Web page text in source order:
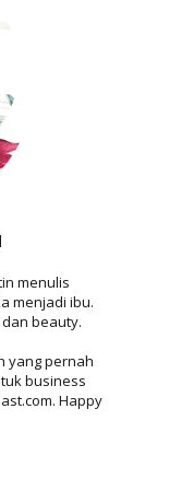
menulis
menjadi ibu.
beauty.
yang pernah
business
Happy